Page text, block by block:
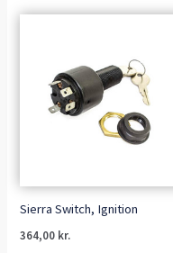
Sierra Switch, Ignition
364,00 kr.